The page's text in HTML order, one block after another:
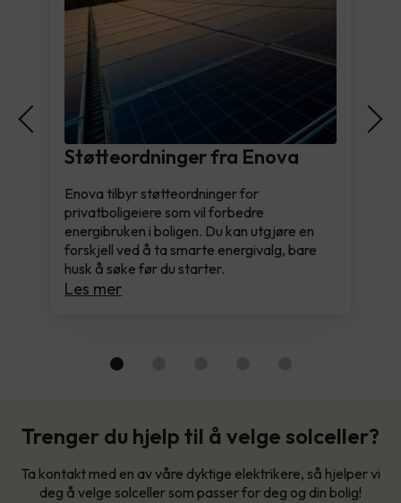
Støtteordninger fra Enova
Enova tilbyr støtteordninger for
privatboligeiere som vil forbedre
energibruken i boligen. Du kan utgjøre en
forskjell ved å ta smarte energivalg, bare
husk å søke før du starter.
Les mer
Trenger du hjelp til å velge solceller?
Ta kontakt med en av våre dyktige elektrikere, så hjelper vi
deg å velge solceller som passer for deg og din bolig!